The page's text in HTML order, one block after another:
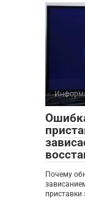
Почему
приставки